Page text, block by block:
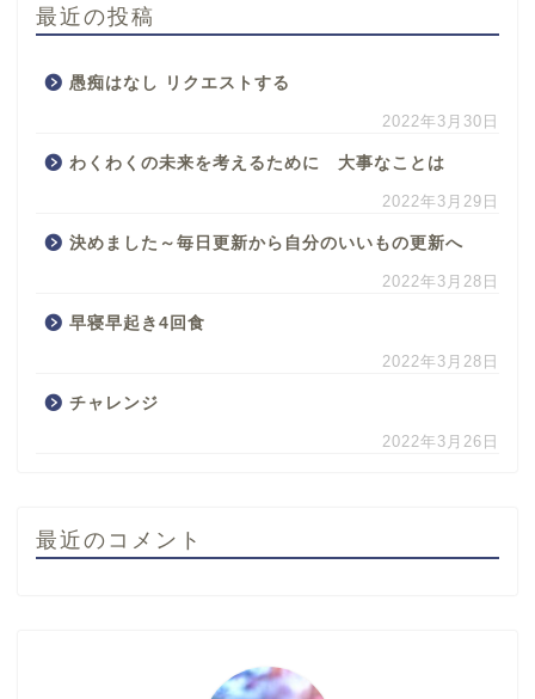
最近の投稿
愚痴はなし リクエストする
2022年3月30日
わくわくの未来を考えるために 大事なことは
2022年3月29日
決めました～毎日更新から自分のいいもの更新へ
2022年3月28日
早寝早起き4回食
2022年3月28日
チャレンジ
2022年3月26日
最近のコメント